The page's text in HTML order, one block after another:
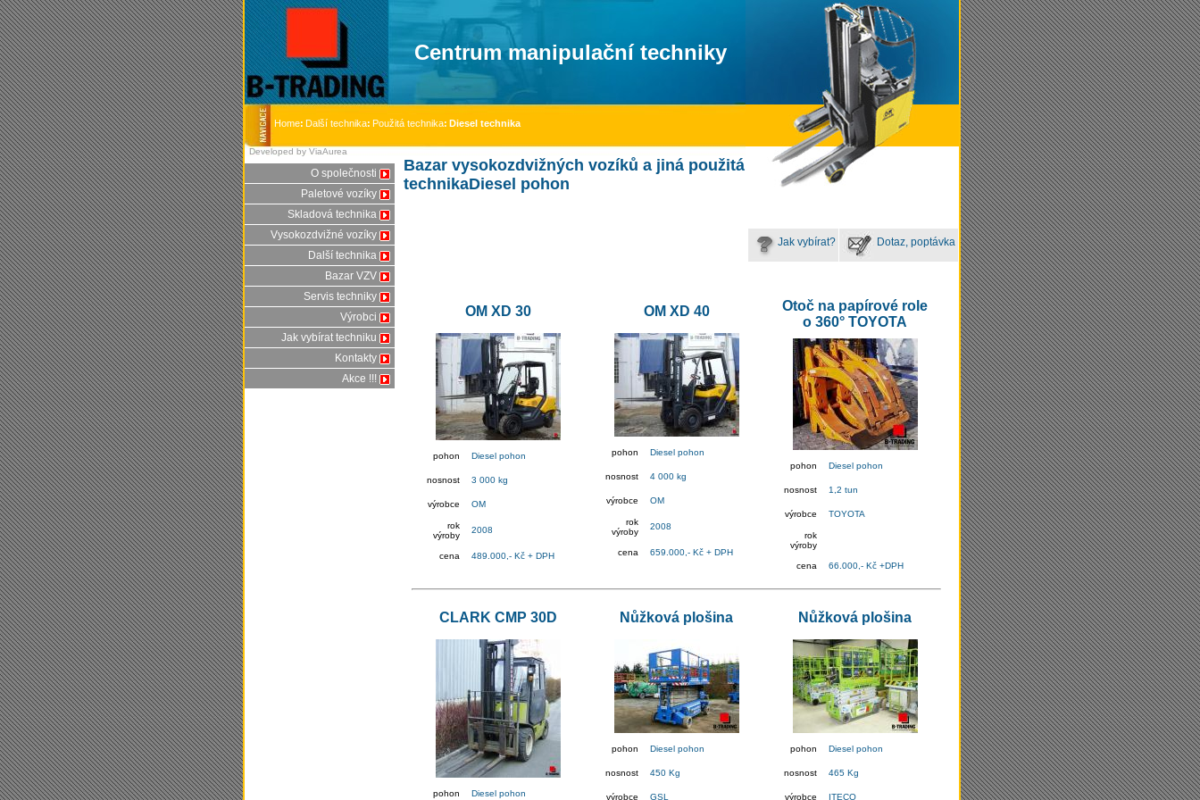
Centrum manipulační techniky
Home: Další technika: Použitá technika: Diesel technika
Developed by ViaAurea
Bazar vysokozdvižných vozíků a jiná použitá
technikaDiesel pohon
Jak vybírat? Dotaz, poptávka
OM XD 30
pohon Diesel pohon
nosnost 3 000 kg
výrobce OM
rok
výroby
2008
cena 489.000,- Kč + DPH
OM XD 40
pohon Diesel pohon
nosnost 4 000 kg
výrobce OM
rok
výroby
2008
cena 659.000,- Kč + DPH
Otoč na papírové role
o 360° TOYOTA
pohon Diesel pohon
nosnost 1,2 tun
výrobce TOYOTA
rok
výroby
cena 66.000,- Kč +DPH
CLARK CMP 30D
pohon Diesel pohon
Nůžková plošina
pohon Diesel pohon
nosnost 450 Kg
výrobce GSL
Nůžková plošina
pohon Diesel pohon
nosnost 465 Kg
výrobce ITECO
O společnosti
Paletové vozíky
Skladová technika
Vysokozdvižné vozíky
Další technika
Bazar VZV
Servis techniky
Výrobci
Jak vybírat techniku
Kontakty
Akce !!!